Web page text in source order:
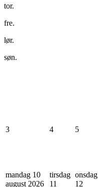
tor.
fre.
lør.
søn.
3 4 5
mandag 10
august 2026
tirsdag
11
onsdag
12